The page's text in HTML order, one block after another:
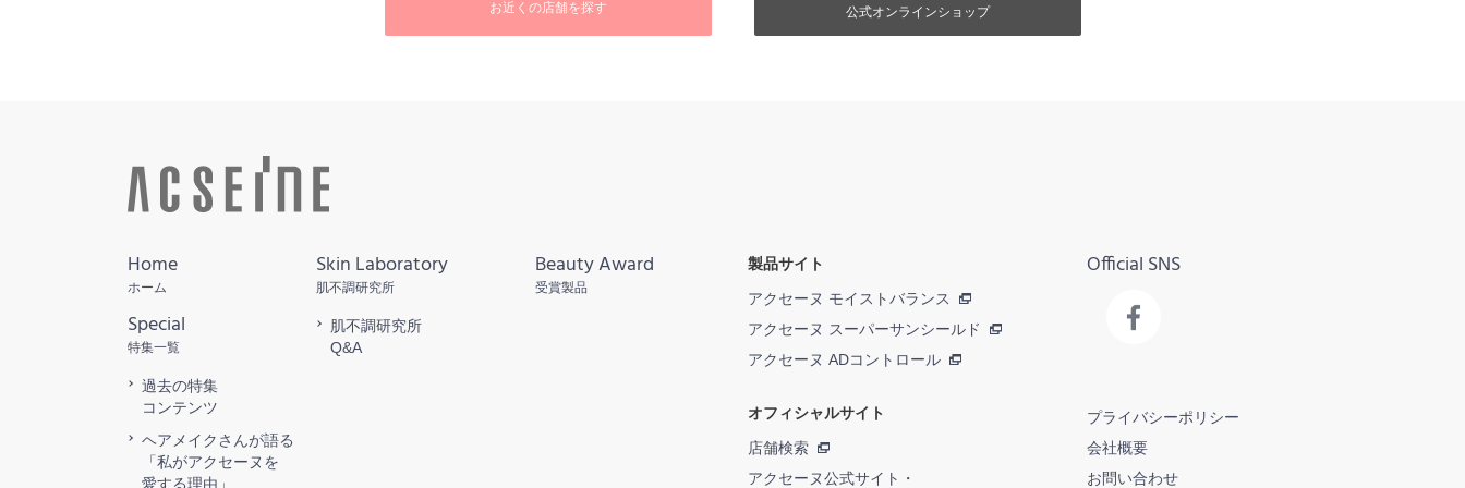
お近くの店舗を探す 公式オンラインショップ
Home
ホーム
Special
特集一覧
過去の特集
コンテンツ
ヘアメイクさんが語る
「私がアクセーヌを
愛する理由」
Skin Laboratory
肌不調研究所
肌不調研究所
Q&A
Beauty Award
受賞製品
製品サイト
アクセーヌ モイストバランス
アクセーヌ スーパーサンシールド
アクセーヌ ADコントロール
オフィシャルサイト
店舗検索
アクセーヌ公式サイト・
Official SNS
プライバシーポリシー
会社概要
お問い合わせ